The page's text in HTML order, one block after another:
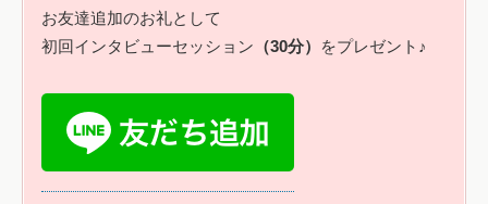
お友達追加のお礼として
初回インタビューセッション （30分） をプレゼント♪